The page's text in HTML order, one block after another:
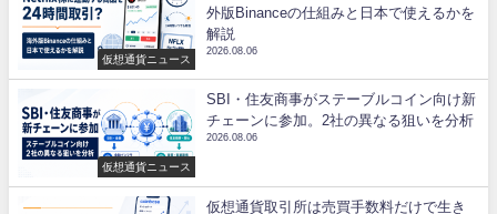
仮想通貨ニュース
外版Binanceの仕組みと日本で使えるかを
解説
2026.08.06
仮想通貨ニュース
SBI・住友商事がステーブルコイン向け新
チェーンに参加。2社の異なる狙いを分析
2026.08.06
仮想通貨取引所は売買手数料だけで生き